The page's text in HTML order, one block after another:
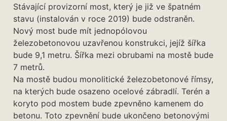
Stávající provizorní most, který je již ve špatném
stavu (instalován v roce 2019) bude odstraněn.
Nový most bude mít jednopólovou
železobetonovou uzavřenou konstrukci, jejíž šířka
bude 9,1 metru. Šířka mezi obrubami na mostě bude
7 metrů.
Na mostě budou monolitické železobetonové římsy,
na kterých bude osazeno ocelové zábradlí. Terén a
koryto pod mostem bude zpevněno kamenem do
betonu. Toto zpevnění bude ukončeno betonovými